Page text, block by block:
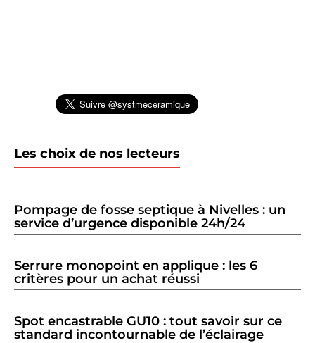
Les choix de nos lecteurs
Pompage de fosse septique à Nivelles : un
service d’urgence disponible 24h/24
Serrure monopoint en applique : les 6
critères pour un achat réussi
Spot encastrable GU10 : tout savoir sur ce
standard incontournable de l’éclairage